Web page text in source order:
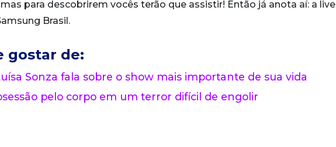
para descobrirem vocês terão que assistir! Então já anota aí: a live
Brasil.
gostar de:
Sonza fala sobre o show mais importante de sua vida
pelo corpo em um terror difícil de engolir